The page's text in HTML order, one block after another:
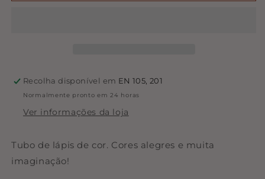
Boy
|
Tutete
Boy
|
Tutete
Recolha disponível em EN 105, 201
Normalmente pronto em 24 horas
Ver informações da loja
Tubo de lápis de cor. Cores alegres e muita
imaginação!